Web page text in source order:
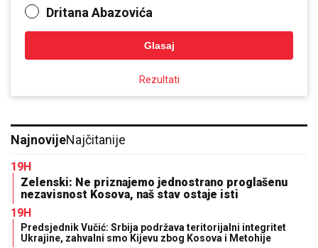
Dritana Abazovića
Glasaj
Rezultati
NajnovijeNajčitanije
19H
Zelenski: Ne priznajemo jednostrano proglašenu
nezavisnost Kosova, naš stav ostaje isti
19H
Predsjednik Vučić: Srbija podržava teritorijalni integritet
Ukrajine, zahvalni smo Kijevu zbog Kosova i Metohije